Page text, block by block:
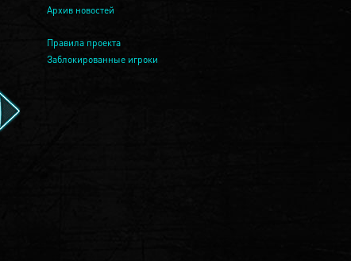
Архив новостей
Правила проекта
Заблокированные игроки